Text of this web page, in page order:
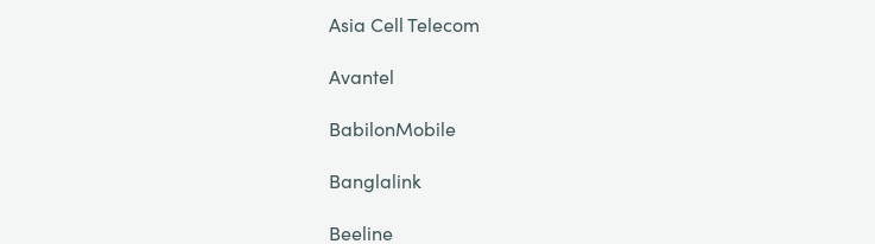
Asia Cell Telecom
Avantel
BabilonMobile
Banglalink
Beeline